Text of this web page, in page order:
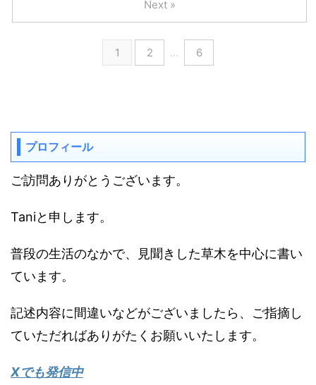
1 2 … 6
Next »
プロフィール
ご訪問ありがとうございます。
Taniと申します。
普段の生活のなかで、見聞きした草木を中心に書い
ています。
記述内容に間違いなどがございましたら、ご指摘し
ていただればありがたくお願いいたします。
Xでも発信中